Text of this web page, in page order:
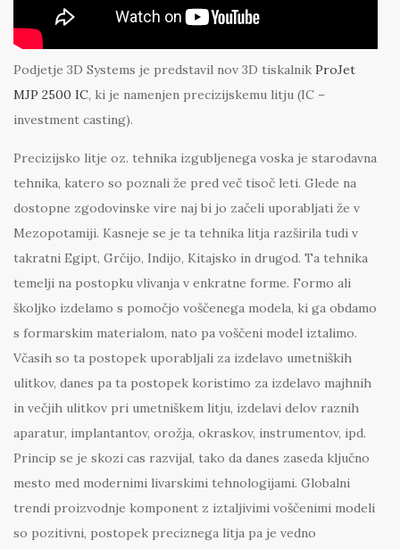
Podjetje 3D Systems je predstavil nov 3D tiskalnik ProJet
MJP 2500 IC, ki je namenjen precizijskemu litju (IC –
investment casting).
Precizijsko litje oz. tehnika izgubljenega voska je starodavna
tehnika, katero so poznali že pred več tisoč leti. Glede na
dostopne zgodovinske vire naj bi jo začeli uporabljati že v
Mezopotamiji. Kasneje se je ta tehnika litja razširila tudi v
takratni Egipt, Grčijo, Indijo, Kitajsko in drugod. Ta tehnika
temelji na postopku vlivanja v enkratne forme. Formo ali
školjko izdelamo s pomočjo voščenega modela, ki ga obdamo
s formarskim materialom, nato pa voščeni model iztalimo.
Včasih so ta postopek uporabljali za izdelavo umetniških
ulitkov, danes pa ta postopek koristimo za izdelavo majhnih
in večjih ulitkov pri umetniškem litju, izdelavi delov raznih
aparatur, implantantov, orožja, okraskov, instrumentov, ipd.
Princip se je skozi cas razvijal, tako da danes zaseda ključno
mesto med modernimi livarskimi tehnologijami. Globalni
trendi proizvodnje komponent z iztaljivimi voščenimi modeli
so pozitivni, postopek preciznega litja pa je vedno